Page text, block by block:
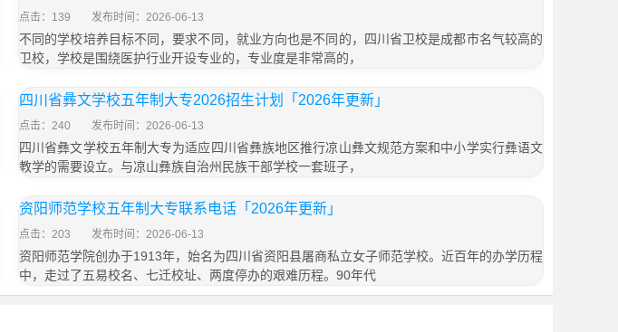
点击：139 发布时间：2026-06-13
不同的学校培养目标不同，要求不同，就业方向也是不同的，四川省卫校是成都市名气较高的
卫校，学校是围绕医护行业开设专业的，专业度是非常高的，
四川省彝文学校五年制大专2026招生计划「2026年更新」
点击：240 发布时间：2026-06-13
四川省彝文学校五年制大专为适应四川省彝族地区推行凉山彝文规范方案和中小学实行彝语文
教学的需要设立。与凉山彝族自治州民族干部学校一套班子，
资阳师范学校五年制大专联系电话「2026年更新」
点击：203 发布时间：2026-06-13
资阳师范学院创办于1913年，始名为四川省资阳县屠商私立女子师范学校。近百年的办学历程
中，走过了五易校名、七迁校址、两度停办的艰难历程。90年代